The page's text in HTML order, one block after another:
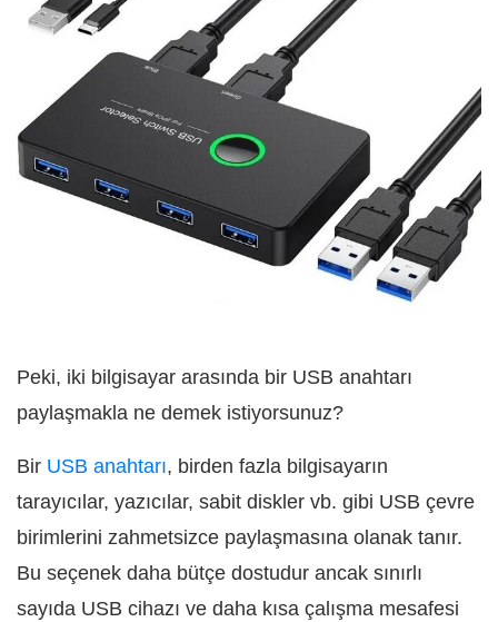
Peki, iki bilgisayar arasında bir USB anahtarı
paylaşmakla ne demek istiyorsunuz?
Bir USB anahtarı, birden fazla bilgisayarın
tarayıcılar, yazıcılar, sabit diskler vb. gibi USB çevre
birimlerini zahmetsizce paylaşmasına olanak tanır.
Bu seçenek daha bütçe dostudur ancak sınırlı
sayıda USB cihazı ve daha kısa çalışma mesafesi